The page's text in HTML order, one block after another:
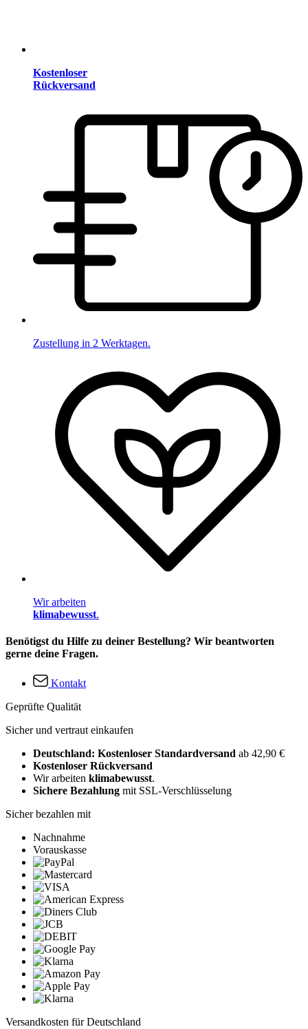
Kostenloser
Rückversand
Zustellung in 2 Werktagen.
Wir arbeiten
klimabewusst.
Benötigst du Hilfe zu deiner Bestellung? Wir beantworten
gerne deine Fragen.
Kontakt
Geprüfte Qualität
Sicher und vertraut einkaufen
Deutschland: Kostenloser Standardversand ab 42,90 €
Kostenloser Rückversand
Wir arbeiten klimabewusst.
Sichere Bezahlung mit SSL-Verschlüsselung
Sicher bezahlen mit
Nachnahme
Vorauskasse
Versandkosten für Deutschland